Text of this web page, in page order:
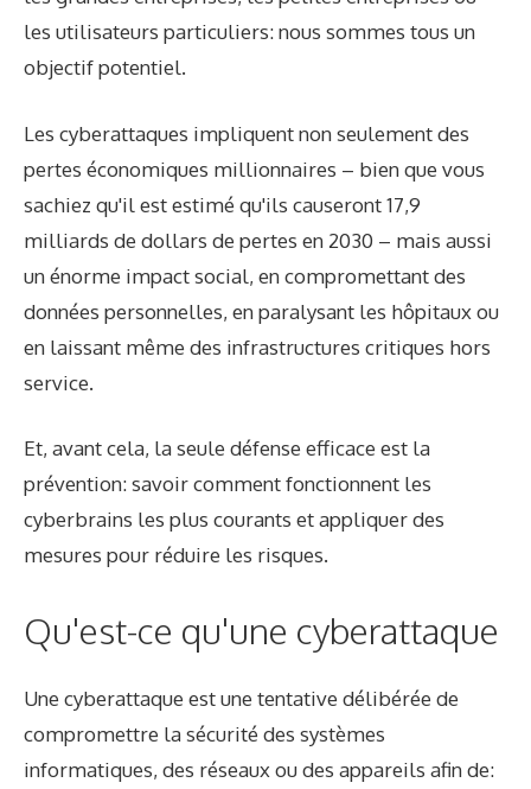
les utilisateurs particuliers: nous sommes tous un
objectif potentiel.
Les cyberattaques impliquent non seulement des
pertes économiques millionnaires – bien que vous
sachiez qu'il est estimé qu'ils causeront 17,9
milliards de dollars de pertes en 2030 – mais aussi
un énorme impact social, en compromettant des
données personnelles, en paralysant les hôpitaux ou
en laissant même des infrastructures critiques hors
service.
Et, avant cela, la seule défense efficace est la
prévention: savoir comment fonctionnent les
cyberbrains les plus courants et appliquer des
mesures pour réduire les risques.
Qu'est-ce qu'une cyberattaque
Une cyberattaque est une tentative délibérée de
compromettre la sécurité des systèmes
informatiques, des réseaux ou des appareils afin de: